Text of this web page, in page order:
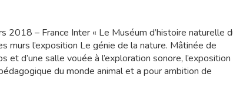
2018 – France Inter « Le Muséum d’histoire naturelle
murs l’exposition Le génie de la nature. Mâtinée de
et d’une salle vouée à l’exploration sonore, l’exposition
du monde animal et a pour ambition de